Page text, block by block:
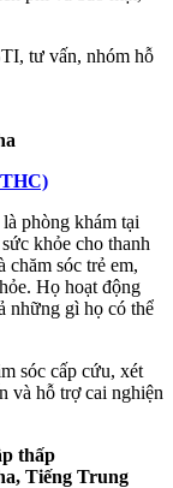
tư vấn, nhóm hỗ
phòng khám tại
khỏe cho thanh
chăm sóc trẻ em,
Họ hoạt động
những gì họ có thể
sóc cấp cứu, xét
và hỗ trợ cai nghiện
thấp
Tiếng Trung